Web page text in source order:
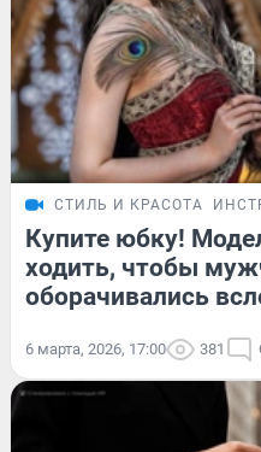
СТИЛЬ И КРАСОТА
Купите юбку!
ходить, чтобы
оборачивались
6 марта, 2026, 17:00 381